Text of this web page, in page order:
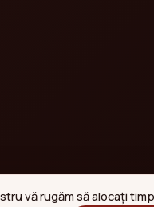
vă rugăm să alocați